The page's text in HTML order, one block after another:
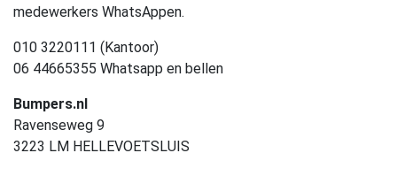
medewerkers WhatsAppen.
010 3220111 (Kantoor)
06 44665355 Whatsapp en bellen
Bumpers.nl
Ravenseweg 9
3223 LM HELLEVOETSLUIS